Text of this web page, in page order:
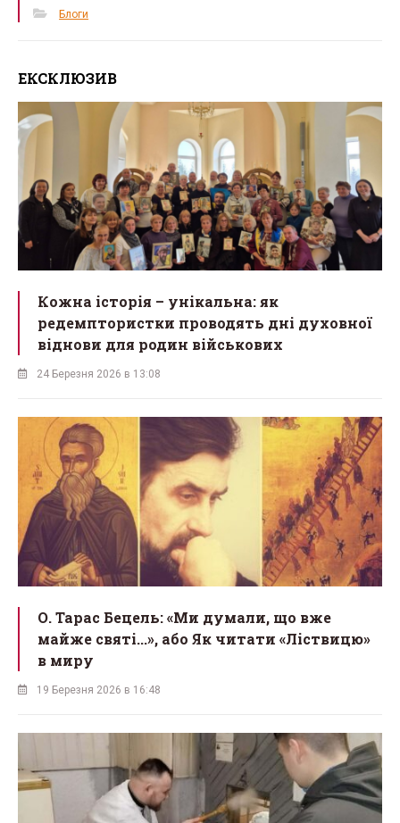
Блоги
ЕКСКЛЮЗИВ
Кожна історія – унікальна: як
редемптористки проводять дні духовної
віднови для родин військових
24 Березня 2026 в 13:08
О. Тарас Бецель: «Ми думали, що вже
майже святі...», або Як читати «Ліствицю»
в миру
19 Березня 2026 в 16:48